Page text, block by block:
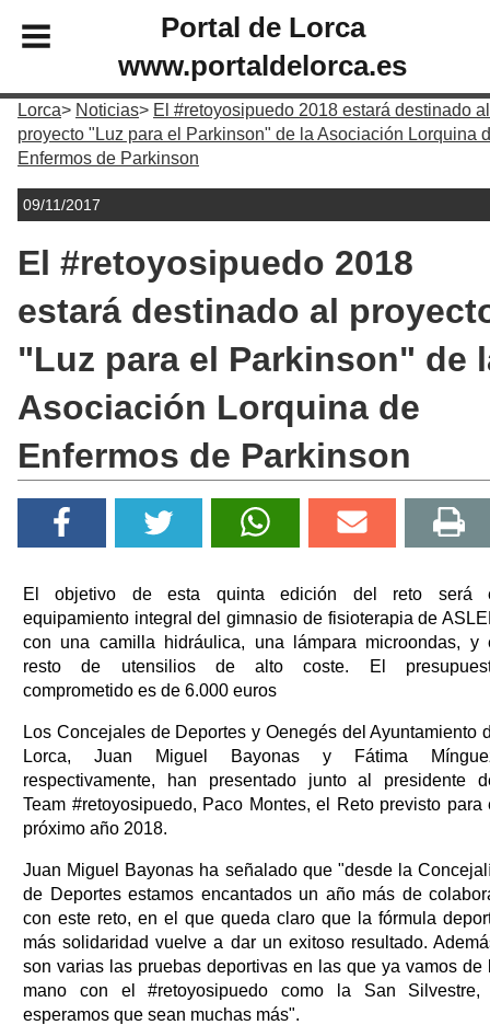
Portal de Lorca
www.portaldelorca.es
Lorca Noticias
El #retoyosipuedo 2018 estará destinado al
proyecto "Luz para el Parkinson" de la Asociación Lorquina
Enfermos de Parkinson
09/11/2017
El #retoyosipuedo 2018
estará destinado al
"Luz para el Parkinson" de
Asociación Lorquina de
Enfermos de Parkinson
El objetivo de esta quinta edición del reto será
equipamiento integral del gimnasio de fisioterapia de
con una camilla hidráulica, una lámpara microondas, y
resto de utensilios de alto coste. El
comprometido es de 6.000 euros
Los Concejales de Deportes y Oenegés del Ayuntamiento
Lorca, Juan Miguel Bayonas y Fátima
respectivamente, han presentado junto al presidente
Team #retoyosipuedo, Paco Montes, el Reto previsto para
próximo año 2018.
Juan Miguel Bayonas ha señalado que "desde la
de Deportes estamos encantados un año más de
con este reto, en el que queda claro que la fórmula
más solidaridad vuelve a dar un exitoso resultado.
son varias las pruebas deportivas en las que ya vamos de
mano con el #retoyosipuedo como la San Silvestre,
esperamos que sean muchas más".